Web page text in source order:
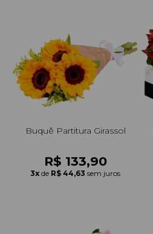
Buquê Partitura Girassol
R$ 133,90
3x de R$ 44,63 sem juros